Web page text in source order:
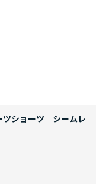
ショーツ シームレ